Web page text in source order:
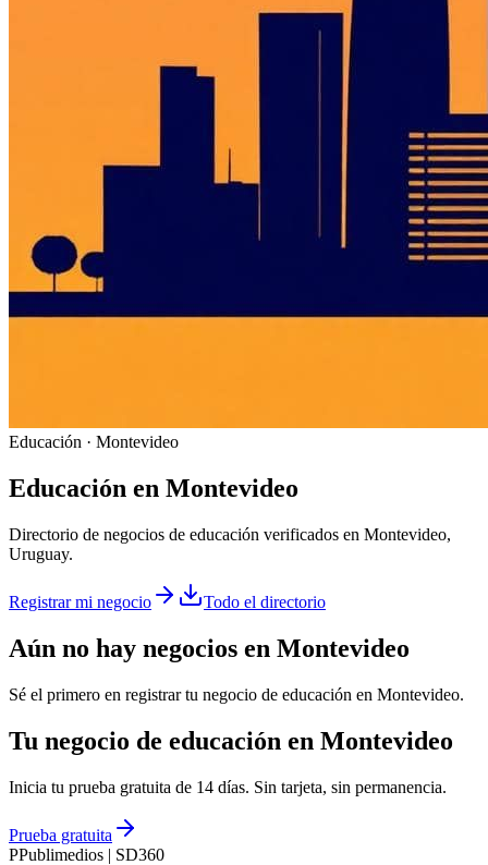
Educación · Montevideo
Educación en Montevideo
Directorio de negocios de educación verificados en Montevideo,
Uruguay.
Registrar mi negocio Todo el directorio
Aún no hay negocios en Montevideo
Sé el primero en registrar tu negocio de educación en Montevideo.
Tu negocio de educación en Montevideo
Inicia tu prueba gratuita de 14 días. Sin tarjeta, sin permanencia.
Prueba gratuita
PPublimedios | SD360